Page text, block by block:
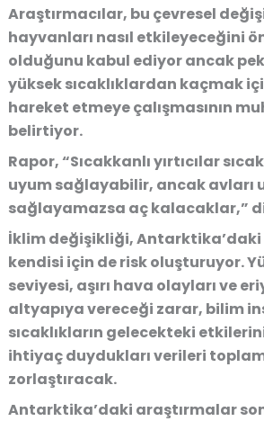
Araştırmacılar, bu çevresel
hayvanları nasıl etkileyeceğini
olduğunu kabul ediyor ancak
yüksek sıcaklıklardan kaçmak
hareket etmeye çalışmasının
belirtiyor.
Rapor, “Sıcakkanlı yırtıcılar
uyum sağlayabilir, ancak avları
sağlayamazsa aç kalacaklar,”
İklim değişikliği, Antarktika’daki
kendisi için de risk oluşturuyor.
seviyesi, aşırı hava olayları ve
altyapıya vereceği zarar, bilim
sıcaklıkların gelecekteki
ihtiyaç duydukları verileri
zorlaştıracak.
Antarktika’daki araştırmalar